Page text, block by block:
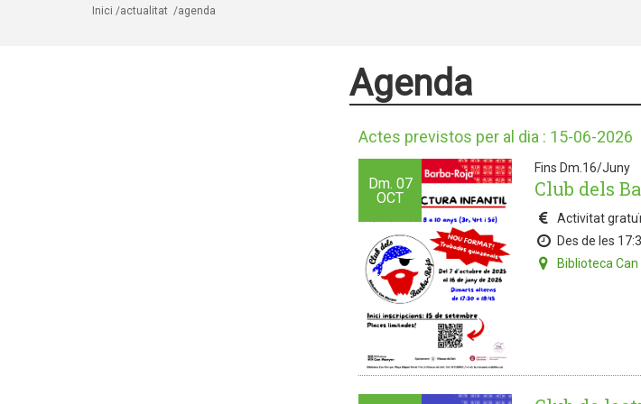
Inici /actualitat /agenda
Agenda
Actes previstos per al dia : 15-06-2026
Dm. 07
OCT
Fins Dm.16/Juny
Club dels
Activitat
Des de les
Biblioteca